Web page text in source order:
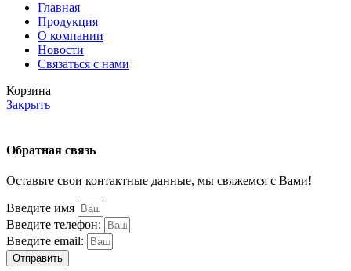
Главная
Продукция
О компании
Новости
Связаться с нами
Корзина
Закрыть
Обратная связь
Оставьте свои контактные данные, мы свяжемся с Вами!
Введите имя
Введите телефон:
Введите email:
Отправить